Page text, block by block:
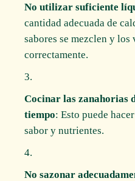
No utilizar suficiente
cantidad adecuada de
sabores se mezclen y los
correctamente.
Cocinar las zanahorias
tiempo: Esto puede
sabor y nutrientes.
No sazonar